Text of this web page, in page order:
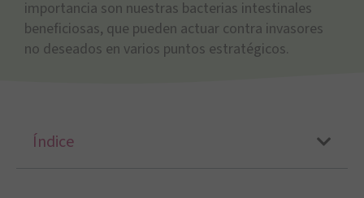
importancia son nuestras bacterias intestinales
beneficiosas, que pueden actuar contra invasores
no deseados en varios puntos estratégicos.
Índice